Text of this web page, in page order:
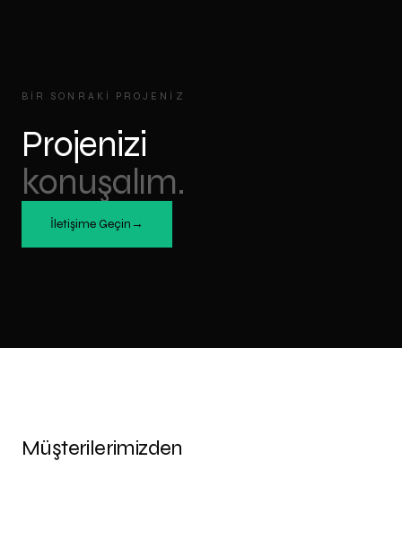
BIR SONRAKI PROJENIZ
Projenizi
konuşalım.
İletişime Geçin→
Müşterilerimizden